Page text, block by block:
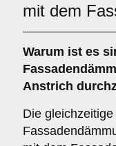
mit dem
Warum ist es
Anstrich
Die